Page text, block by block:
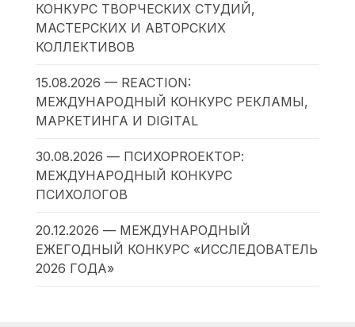
КОНКУРС ТВОРЧЕСКИХ СТУДИЙ,
МАСТЕРСКИХ И АВТОРСКИХ
КОЛЛЕКТИВОВ
15.08.2026 — REACTION:
МЕЖДУНАРОДНЫЙ КОНКУРС РЕКЛАМЫ,
МАРКЕТИНГА И DIGITAL
30.08.2026 — ПСИХОPROЕКТОР:
МЕЖДУНАРОДНЫЙ КОНКУРС
ПСИХОЛОГОВ
20.12.2026 — МЕЖДУНАРОДНЫЙ
ЕЖЕГОДНЫЙ КОНКУРС «ИССЛЕДОВАТЕЛЬ
2026 ГОДА»